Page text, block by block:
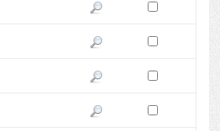
Pokaż podgląd wersji z dnia
Zaznacz wersję do
Pokaż podgląd wersji z dnia
Zaznacz wersję do
Pokaż podgląd wersji z dnia
Zaznacz wersję do
Pokaż podgląd wersji z dnia
Zaznacz wersję do